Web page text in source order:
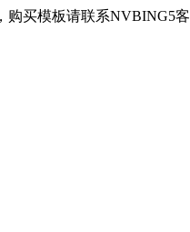
买模板请联系NVBING5客